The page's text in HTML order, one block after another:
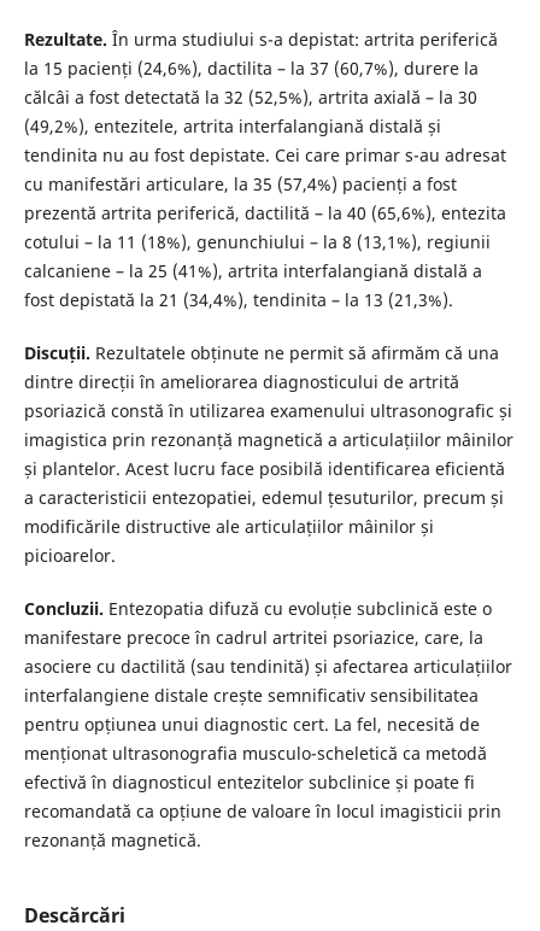
Rezultate. În urma studiului s-a depistat: artrita periferică
la 15 pacienți (24,6%), dactilita – la 37 (60,7%), durere la
călcâi a fost detectată la 32 (52,5%), artrita axială – la 30
(49,2%), entezitele, artrita interfalangiană distală și
tendinita nu au fost depistate. Cei care primar s-au adresat
cu manifestări articulare, la 35 (57,4%) pacienți a fost
prezentă artrita periferică, dactilită – la 40 (65,6%), entezita
cotului – la 11 (18%), genunchiului – la 8 (13,1%), regiunii
calcaniene – la 25 (41%), artrita interfalangiană distală a
fost depistată la 21 (34,4%), tendinita – la 13 (21,3%).
Discuții. Rezultatele obținute ne permit să afirmăm că una
dintre direcții în ameliorarea diagnosticului de artrită
psoriazică constă în utilizarea examenului ultrasonografic și
imagistica prin rezonanță magnetică a articulațiilor mâinilor
și plantelor. Acest lucru face posibilă identificarea eficientă
a caracteristicii entezopatiei, edemul țesuturilor, precum și
modificările distructive ale articulațiilor mâinilor și
picioarelor.
Concluzii. Entezopatia difuză cu evoluție subclinică este o
manifestare precoce în cadrul artritei psoriazice, care, la
asociere cu dactilită (sau tendinită) și afectarea articulațiilor
interfalangiene distale crește semnificativ sensibilitatea
pentru opțiunea unui diagnostic cert. La fel, necesită de
menționat ultrasonografia musculo-scheletică ca metodă
efectivă în diagnosticul entezitelor subclinice și poate fi
recomandată ca opțiune de valoare în locul imagisticii prin
rezonanță magnetică.
Descărcări